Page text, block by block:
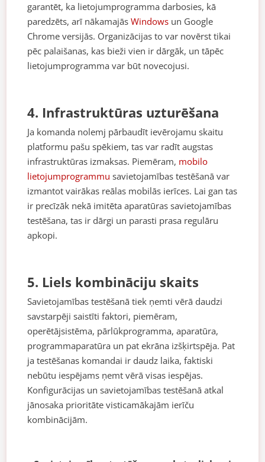
garantēt, ka lietojumprogramma darbosies, kā
paredzēts, arī nākamajāsWindows un Google
Chrome versijās. Organizācijas to var novērst tikai
pēc palaišanas, kas bieži vien ir dārgāk, un tāpēc
lietojumprogramma var būt novecojusi.
4. Infrastruktūras uzturēšana
Ja komanda nolemj pārbaudīt ievērojamu skaitu
platformu pašu spēkiem, tas var radīt augstas
infrastruktūras izmaksas. Piemēram, mobilo
lietojumprogrammu savietojamības testēšanā var
izmantot vairākas reālas mobilās ierīces. Lai gan tas
ir precīzāk nekā imitēta aparatūras savietojamības
testēšana, tas ir dārgi un parasti prasa regulāru
apkopi.
5. Liels kombināciju skaits
Savietojamības testēšanā tiek ņemti vērā daudzi
savstarpēji saistīti faktori, piemēram,
operētājsistēma, pārlūkprogramma, aparatūra,
programmaparatūra un pat ekrāna izšķirtspēja. Pat
ja testēšanas komandai ir daudz laika, faktiski
nebūtu iespējams ņemt vērā visas iespējas.
Konfigurācijas un savietojamības testēšanā atkal
jānosaka prioritāte visticamākajām ierīču
kombinācijām.